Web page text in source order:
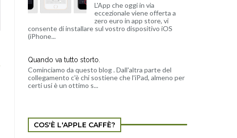
L'App che oggi in via
eccezionale viene offerta a
zero euro in app store, vi
consente di installare sul vostro dispositivo iOS
(iPhone...
Quando va tutto storto.
Cominciamo da questo blog . Dall'altra parte del
collegamento c'è chi sostiene che l'iPad, almeno per
certi usi è un ottimo s...
COS'È L'APPLE CAFFÈ?